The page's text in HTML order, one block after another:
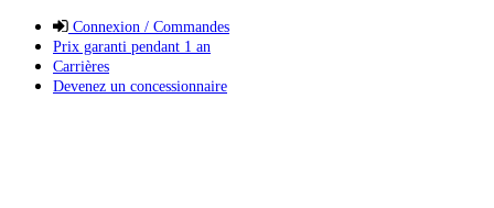
Connexion / Commandes
Prix garanti pendant 1 an
Carrières
Devenez un concessionnaire